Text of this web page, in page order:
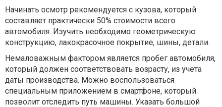
Начинать осмотр рекомендуется с кузова, который
составляет практически 50% стоимости всего
автомобиля. Изучить необходимо геометрическую
конструкцию, лакокрасочное покрытие, шины, детали.
Немаловажным фактором является пробег автомобиля,
который должен соответствовать возрасту, из учета
даты производства. Можно воспользоваться
специальным приложением в смартфоне, который
позволит отследить путь машины. Указать большой